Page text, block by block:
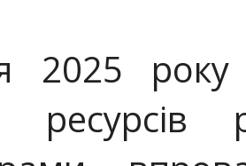
2025 року